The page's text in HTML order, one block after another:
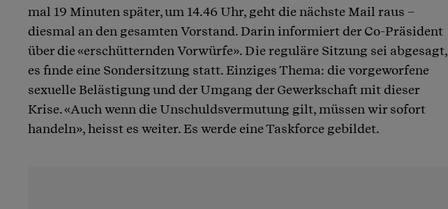
mal 19 Minuten später, um 14.46 Uhr, geht die nächste Mail raus –
diesmal an den gesamten Vorstand. Darin informiert der Co-Präsident
über die «erschütternden Vorwürfe». Die reguläre Sitzung sei abgesagt,
es finde eine Sondersitzung statt. Einziges Thema: die vorgeworfene
sexuelle Belästigung und der Umgang der Gewerkschaft mit dieser
Krise. «Auch wenn die Unschuldsvermutung gilt, müssen wir sofort
handeln», heisst es weiter. Es werde eine Taskforce gebildet.